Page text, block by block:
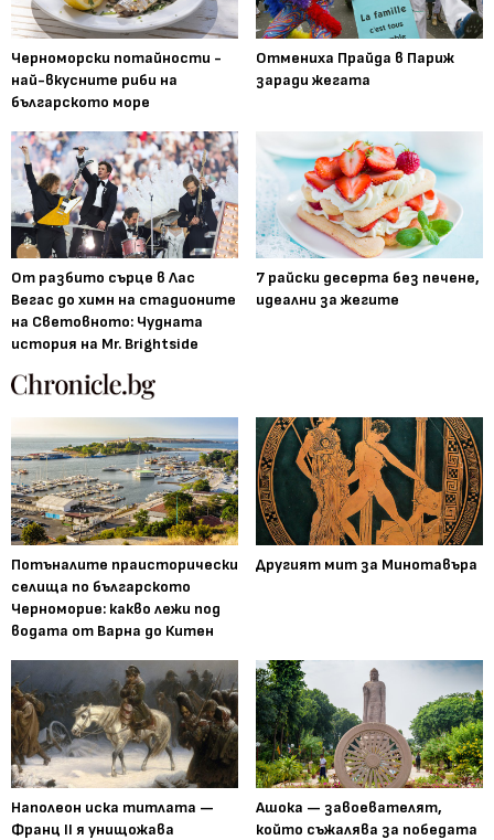
Черноморски потайности -
най-вкусните риби на
българското море
Отмениха Прайда в Париж
заради жегата
От разбито сърце в Лас
Вегас до химн на стадионите
на Световното: Чудната
история на Mr. Brightside
7 райски десерта без печене,
идеални за жегите
Потъналите праисторически
селища по българското
Черноморие: какво лежи под
водата от Варна до Китен
Другият мит за Минотавъра
Наполеон иска титлата —
Франц II я унищожава
Ашока — завоевателят,
който съжалява за победата